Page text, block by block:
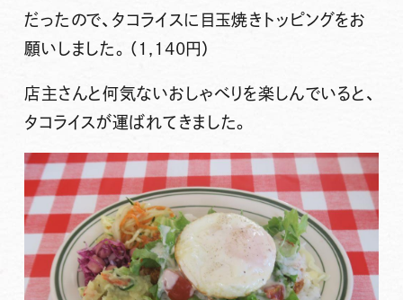
だったので、タコライスに目玉焼きトッピングをお
願いしました。（1,140円）
店主さんと何気ないおしゃべりを楽しんでいると、
タコライスが運ばれてきました。